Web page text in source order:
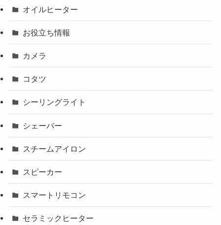
オイルヒーター
お役立ち情報
カメラ
コタツ
シーリングライト
シェーバー
スチームアイロン
スピーカー
スマートリモコン
セラミックヒーター